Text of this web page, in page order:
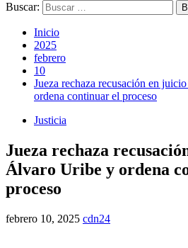
Buscar:
Inicio
2025
febrero
10
Jueza rechaza recusación en
ordena continuar el proceso
Justicia
Jueza rechaza
Álvaro Uribe y ordena
proceso
febrero 10, 2025 cdn24